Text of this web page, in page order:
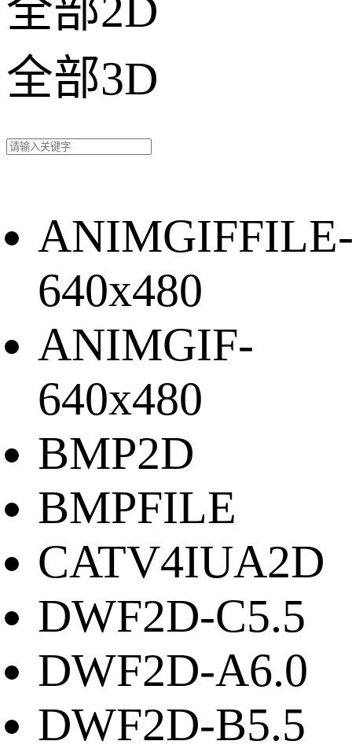
全部2D
全部3D
640x480
ANIMGIF-
640x480
BMP2D
BMPFILE
CATV4IUA2D
DWF2D-C5.5
DWF2D-A6.0
DWF2D-B5.5